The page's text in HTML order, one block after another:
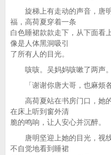
旋梯上有走动的声音，唐明
福，高荷夏穿着一条
白色睡裙款款走下，从下面看
像是人体黑洞吸引
了所有人的目光。
咳咳。吴妈妈咳嗽了两声。
「谢谢你唐大哥，也麻烦各
高荷夏站在书房门口，她的
在床上听到窗外清
脆的鸣响，让人安心并沉醉。
唐明坚迎上她的目光，视线
不自觉地看到睡裙